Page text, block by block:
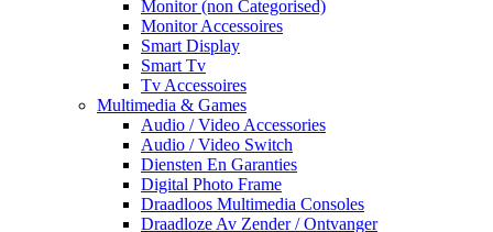
Monitor (non Categorised)
Monitor Accessoires
Smart Display
Smart Tv
Tv Accessoires
Multimedia & Games
Audio / Video Accessories
Audio / Video Switch
Diensten En Garanties
Digital Photo Frame
Draadloos Multimedia Consoles
Draadloze Av Zender / Ontvanger